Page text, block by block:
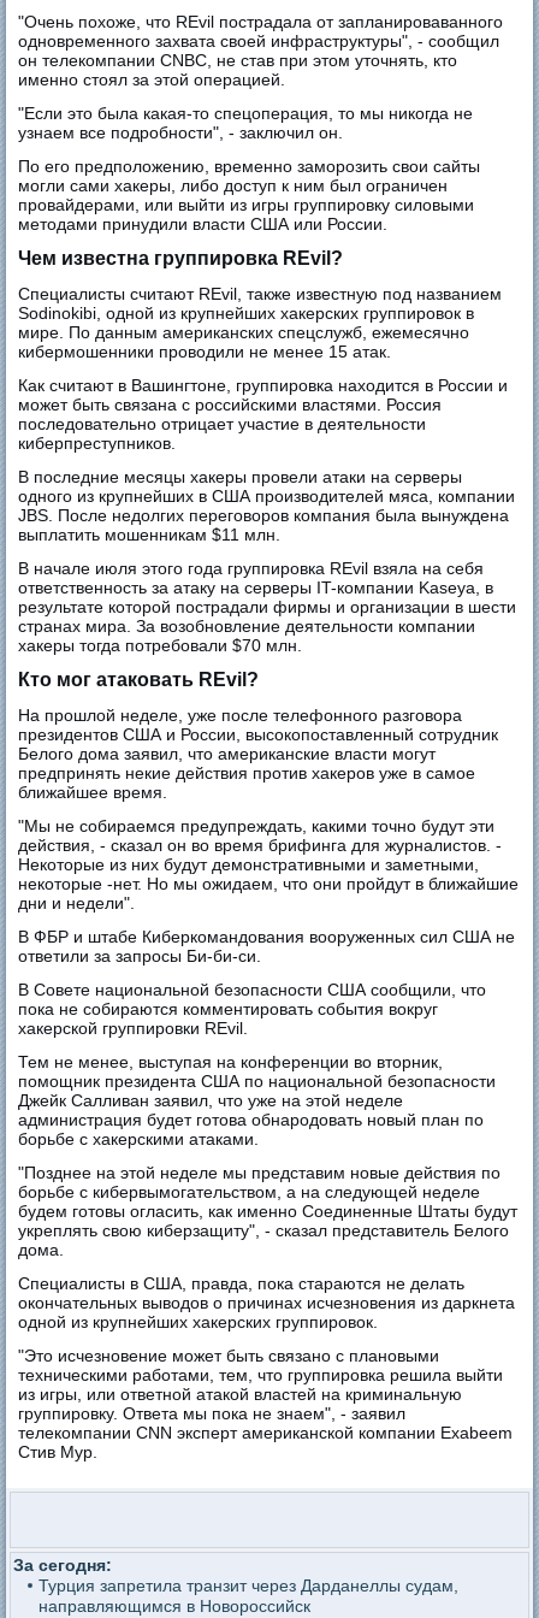
"Очень похоже, что REvil пострадала от запланироваванного
одновременного захвата своей инфраструктуры", - сообщил
он телекомпании CNBC, не став при этом уточнять, кто
именно стоял за этой операцией.
"Если это была какая-то спецоперация, то мы никогда не
узнаем все подробности", - заключил он.
По его предположению, временно заморозить свои сайты
могли сами хакеры, либо доступ к ним был ограничен
провайдерами, или выйти из игры группировку силовыми
методами принудили власти США или России.
Чем известна группировка REvil?
Специалисты считают REvil, также известную под названием
Sodinokibi, одной из крупнейших хакерских группировок в
мире. По данным американских спецслужб, ежемесячно
кибермошенники проводили не менее 15 атак.
Как считают в Вашингтоне, группировка находится в России и
может быть связана с российскими властями. Россия
последовательно отрицает участие в деятельности
киберпреступников.
В последние месяцы хакеры провели атаки на серверы
одного из крупнейших в США производителей мяса, компании
JBS. После недолгих переговоров компания была вынуждена
выплатить мошенникам $11 млн.
В начале июля этого года группировка REvil взяла на себя
ответственность за атаку на серверы IT-компании Kaseya, в
результате которой пострадали фирмы и организации в шести
странах мира. За возобновление деятельности компании
хакеры тогда потребовали $70 млн.
Кто мог атаковать REvil?
На прошлой неделе, уже после телефонного разговора
президентов США и России, высокопоставленный сотрудник
Белого дома заявил, что американские власти могут
предпринять некие действия против хакеров уже в самое
ближайшее время.
"Мы не собираемся предупреждать, какими точно будут эти
действия, - сказал он во время брифинга для журналистов. -
Некоторые из них будут демонстративными и заметными,
некоторые -нет. Но мы ожидаем, что они пройдут в ближайшие
дни и недели".
В ФБР и штабе Киберкомандования вооруженных сил США не
ответили за запросы Би-би-си.
В Совете национальной безопасности США сообщили, что
пока не собираются комментировать события вокруг
хакерской группировки REvil.
Тем не менее, выступая на конференции во вторник,
помощник президента США по национальной безопасности
Джейк Салливан заявил, что уже на этой неделе
администрация будет готова обнародовать новый план по
борьбе с хакерскими атаками.
"Позднее на этой неделе мы представим новые действия по
борьбе с кибервымогательством, а на следующей неделе
будем готовы огласить, как именно Соединенные Штаты будут
укреплять свою киберзащиту", - сказал представитель Белого
дома.
Специалисты в США, правда, пока стараются не делать
окончательных выводов о причинах исчезновения из даркнета
одной из крупнейших хакерских группировок.
"Это исчезновение может быть связано с плановыми
техническими работами, тем, что группировка решила выйти
из игры, или ответной атакой властей на криминальную
группировку. Ответа мы пока не знаем", - заявил
телекомпании CNN эксперт американской компании Exabeem
Стив Мур.
За сегодня:
Турция запретила транзит через Дарданеллы судам,
направляющимся в Новороссийск